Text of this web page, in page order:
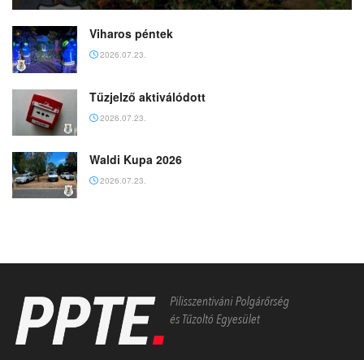
Viharos péntek
2026.07.23.
Tűzjelző aktiválódott
2026.07.23.
Waldi Kupa 2026
2026.07.23.